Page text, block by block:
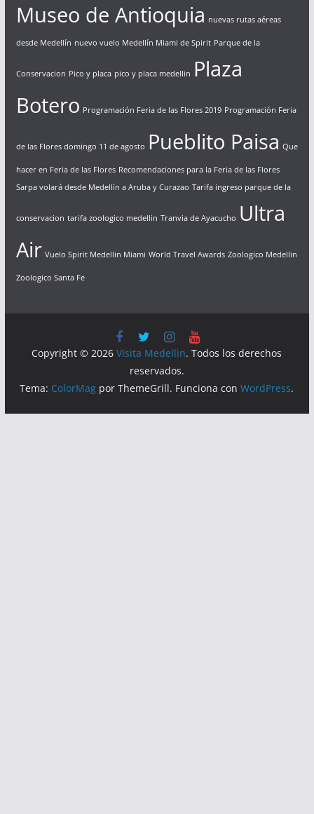
Museo de Antioquia nuevas rutas aéreas
desde Medellín nuevo vuelo Medellín Miami de Spirit Parque de la
Conservacion Pico y placa pico y placa medellin Plaza
Botero Programación Feria de las Flores 2019 Programación Feria
de las Flores domingo 11 de agosto Pueblito Paisa Que
hacer en Feria de las Flores Recomendaciones para la Feria de las Flores
Sarpa volará desde Medellín a Aruba y Curazao Tarifa ingreso parque de la
conservacion tarifa zoologico medellin Tranvia de Ayacucho Ultra
Air Vuelo Spirit Medellin Miami World Travel Awards Zoologico Medellin
Zoologico Santa Fe
Copyright © 2026Visita Medellin. Todos los derechos
reservados.
Tema: ColorMag por ThemeGrill. Funciona conWordPress.